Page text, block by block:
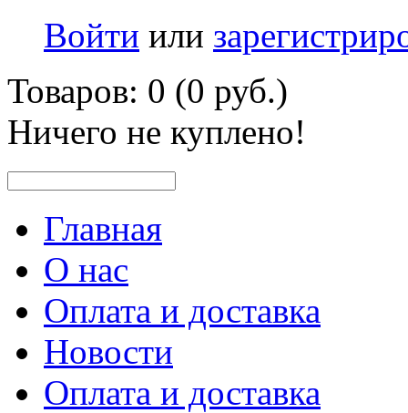
Войти или
Товаров: 0 (0 руб.)
Ничего не куплено!
Главная
О нас
Оплата и доставка
Новости
Оплата и доставка